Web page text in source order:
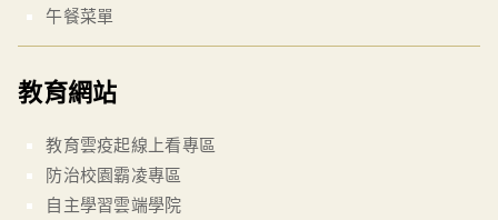
午餐菜單
教育網站
教育雲疫起線上看專區
防治校園霸凌專區
自主學習雲端學院